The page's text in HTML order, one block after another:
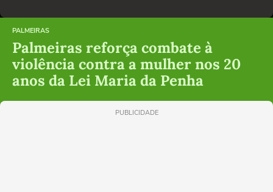
PALMEIRAS
Palmeiras reforça combate à
violência contra a mulher nos 20
anos da Lei Maria da Penha
PUBLICIDADE